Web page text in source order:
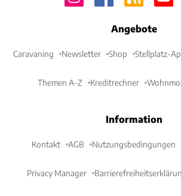
Angebote
Caravaning Newsletter Shop Stellplatz-
Themen A-Z Kreditrechner
Information
Kontakt AGB Nutzungsbedingungen
Privacy Manager